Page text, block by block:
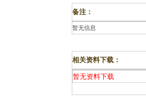
备注：
暂无信息
相关资料下载：
暂无资料下载